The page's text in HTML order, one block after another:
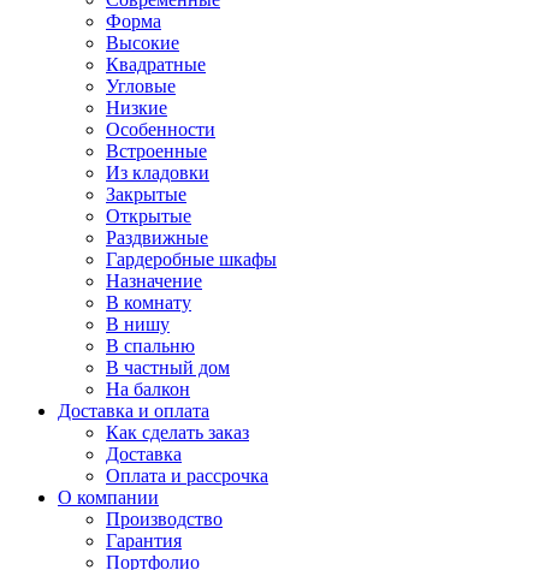
Форма
Высокие
Квадратные
Угловые
Низкие
Особенности
Встроенные
Из кладовки
Закрытые
Открытые
Раздвижные
Гардеробные шкафы
Назначение
В комнату
В нишу
В спальню
В частный дом
На балкон
Доставка и оплата
Как сделать заказ
Доставка
Оплата и рассрочка
О компании
Производство
Гарантия
Портфолио